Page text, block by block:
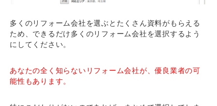
多くのリフォーム会社を選ぶとたくさん資料がもらえる
ため、できるだけ多くのリフォーム会社を選択するよう
にしてください。
あなたの全く知らないリフォーム会社が、優良業者の可
能性もあります。